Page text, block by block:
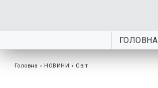
ГОЛОВНА
Головна › НОВИНИ › Світ